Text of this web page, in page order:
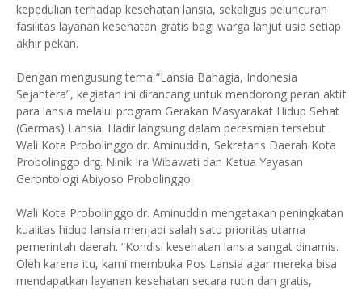
kepedulian terhadap kesehatan lansia, sekaligus peluncuran
fasilitas layanan kesehatan gratis bagi warga lanjut usia setiap
akhir pekan.
Dengan mengusung tema “Lansia Bahagia, Indonesia
Sejahtera”, kegiatan ini dirancang untuk mendorong peran aktif
para lansia melalui program Gerakan Masyarakat Hidup Sehat
(Germas) Lansia. Hadir langsung dalam peresmian tersebut
Wali Kota Probolinggo dr. Aminuddin, Sekretaris Daerah Kota
Probolinggo drg. Ninik Ira Wibawati dan Ketua Yayasan
Gerontologi Abiyoso Probolinggo.
Wali Kota Probolinggo dr. Aminuddin mengatakan peningkatan
kualitas hidup lansia menjadi salah satu prioritas utama
pemerintah daerah. “Kondisi kesehatan lansia sangat dinamis.
Oleh karena itu, kami membuka Pos Lansia agar mereka bisa
mendapatkan layanan kesehatan secara rutin dan gratis,